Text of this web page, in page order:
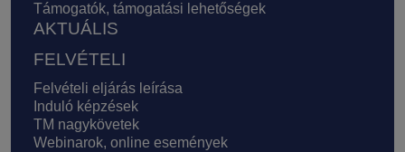
Támogatók, támogatási lehetőségek
AKTUÁLIS
FELVÉTELI
Felvételi eljárás leírása
Induló képzések
TM nagykövetek
Webinarok, online események